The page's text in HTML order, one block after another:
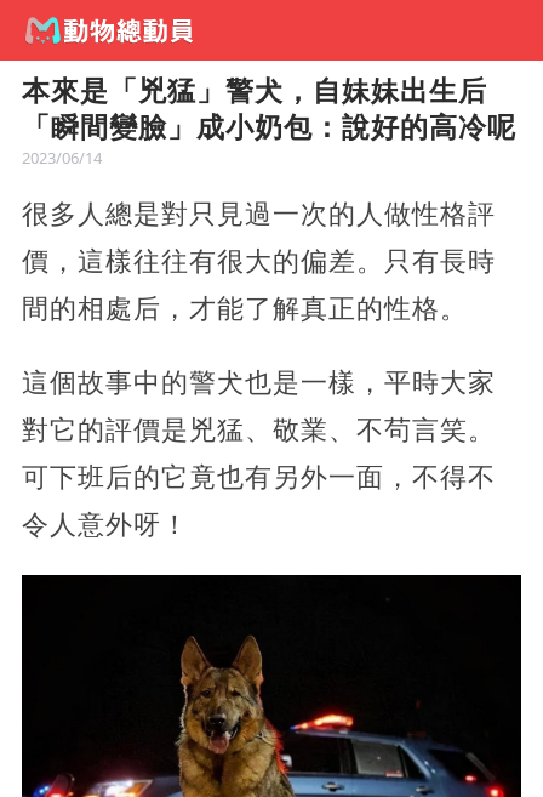
本來是「兇猛」警犬，自妹妹出生后
「瞬間變臉」成小奶包：說好的高冷呢
2023/06/14
很多人總是對只見過一次的人做性格評
價，這樣往往有很大的偏差。只有長時
間的相處后，才能了解真正的性格。
這個故事中的警犬也是一樣，平時大家
對它的評價是兇猛、敬業、不茍言笑。
可下班后的它竟也有另外一面，不得不
令人意外呀！